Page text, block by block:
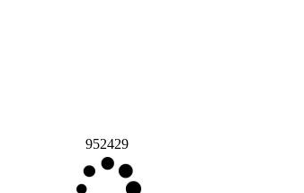
952429